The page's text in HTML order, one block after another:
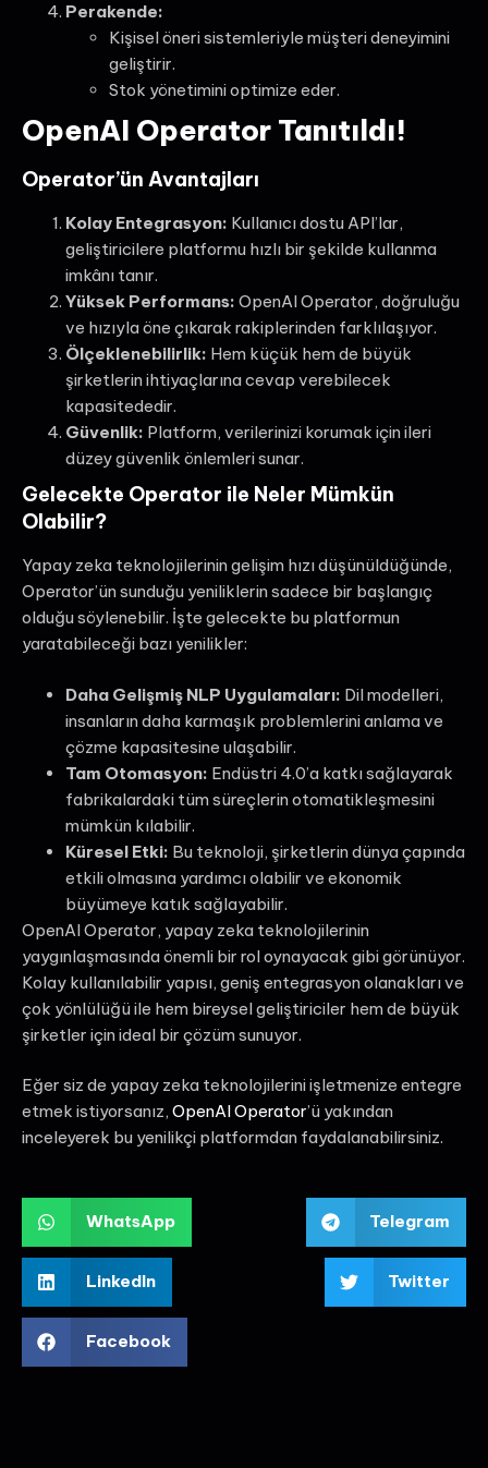
Perakende:
Kişisel öneri sistemleriyle müşteri deneyimini
geliştirir.
Stok yönetimini optimize eder.
OpenAI Operator Tanıtıldı!
Operator’ün Avantajları
Kolay Entegrasyon: Kullanıcı dostu API’lar,
geliştiricilere platformu hızlı bir şekilde kullanma
imkânı tanır.
Yüksek Performans: OpenAI Operator, doğruluğu
ve hızıyla öne çıkarak rakiplerinden farklılaşıyor.
Ölçeklenebilirlik: Hem küçük hem de büyük
şirketlerin ihtiyaçlarına cevap verebilecek
kapasitededir.
Güvenlik: Platform, verilerinizi korumak için ileri
düzey güvenlik önlemleri sunar.
Gelecekte Operator ile Neler Mümkün
Olabilir?
Yapay zeka teknolojilerinin gelişim hızı düşünüldüğünde,
Operator’ün sunduğu yeniliklerin sadece bir başlangıç
olduğu söylenebilir. İşte gelecekte bu platformun
yaratabileceği bazı yenilikler:
Daha Gelişmiş NLP Uygulamaları: Dil modelleri,
insanların daha karmaşık problemlerini anlama ve
çözme kapasitesine ulaşabilir.
Tam Otomasyon: Endüstri 4.0’a katkı sağlayarak
fabrikalardaki tüm süreçlerin otomatikleşmesini
mümkün kılabilir.
Küresel Etki: Bu teknoloji, şirketlerin dünya çapında
etkili olmasına yardımcı olabilir ve ekonomik
büyümeye katık sağlayabilir.
OpenAI Operator, yapay zeka teknolojilerinin
yaygınlaşmasında önemli bir rol oynayacak gibi görünüyor.
Kolay kullanılabilir yapısı, geniş entegrasyon olanakları ve
çok yönlülüğü ile hem bireysel geliştiriciler hem de büyük
şirketler için ideal bir çözüm sunuyor.
Eğer siz de yapay zeka teknolojilerini işletmenize entegre
etmek istiyorsanız, OpenAI Operator’ü yakından
inceleyerek bu yenilikçi platformdan faydalanabilirsiniz.
WhatsApp Telegram
LinkedIn Twitter
Facebook